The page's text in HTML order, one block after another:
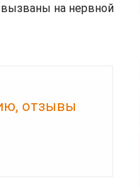
на нервной
отзывы